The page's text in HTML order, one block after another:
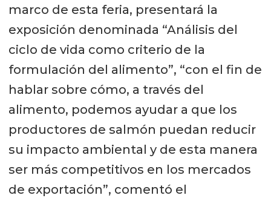
marco de esta feria, presentará la
exposición denominada “Análisis del
ciclo de vida como criterio de la
formulación del alimento”, “con el fin de
hablar sobre cómo, a través del
alimento, podemos ayudar a que los
productores de salmón puedan reducir
su impacto ambiental y de esta manera
ser más competitivos en los mercados
de exportación”, comentó el